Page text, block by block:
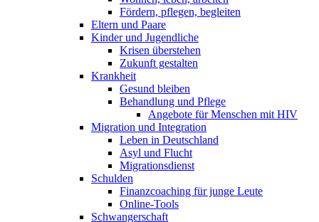
Fördern, pflegen, begleiten
Eltern und Paare
Kinder und Jugendliche
Krisen überstehen
Zukunft gestalten
Krankheit
Gesund bleiben
Behandlung und Pflege
Angebote für Menschen mit HIV
Migration und Integration
Leben in Deutschland
Asyl und Flucht
Migrationsdienst
Schulden
Finanzcoaching für junge Leute
Online-Tools
Schwangerschaft